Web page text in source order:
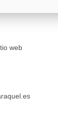
web